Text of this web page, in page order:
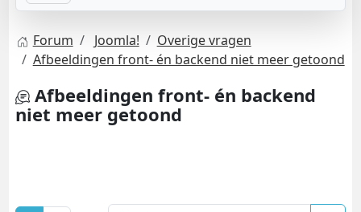
Forum Joomla!
Overige vragen
Afbeeldingen front- én backend niet meer getoond
Afbeeldingen front- én backend
niet meer getoond